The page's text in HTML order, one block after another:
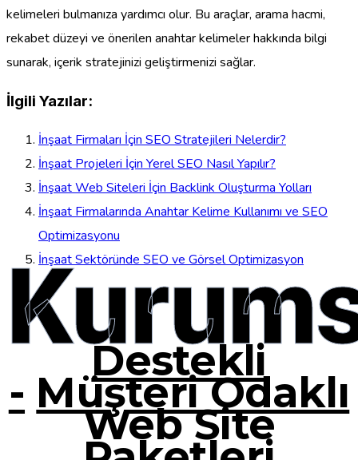
kelimeleri bulmanıza yardımcı olur. Bu araçlar, arama hacmi,
rekabet düzeyi ve önerilen anahtar kelimeler hakkında bilgi
sunarak, içerik stratejinizi geliştirmenizi sağlar.
İlgili Yazılar:
İnşaat Firmaları İçin SEO Stratejileri Nelerdir?
İnşaat Projeleri İçin Yerel SEO Nasıl Yapılır?
İnşaat Web Siteleri İçin Backlink Oluşturma Yolları
İnşaat Firmalarında Anahtar Kelime Kullanımı ve SEO
Optimizasyonu
İnşaat Sektöründe SEO ve Görsel Optimizasyon
Destekli
- Müşteri Odaklı
Web Site